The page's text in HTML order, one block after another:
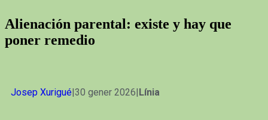
Alienación parental: existe y hay que
poner remedio
Josep Xurigué|30 gener 2026|Línia